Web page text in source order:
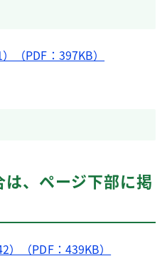
（PDF：397KB）
、ページ下部に掲
（PDF：439KB）